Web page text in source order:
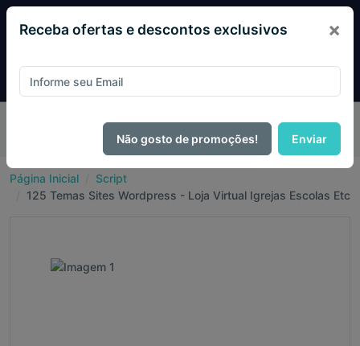
PIX e ganhe 14% OFF em todo o site no mês
de Agosto.
Página Inicial
Script
125 Temas Sites Wordpress - Loja Virtual Igrejas Escolas Etc
Receba ofertas e descontos exclusivos ×
Não gosto de promoções! Enviar